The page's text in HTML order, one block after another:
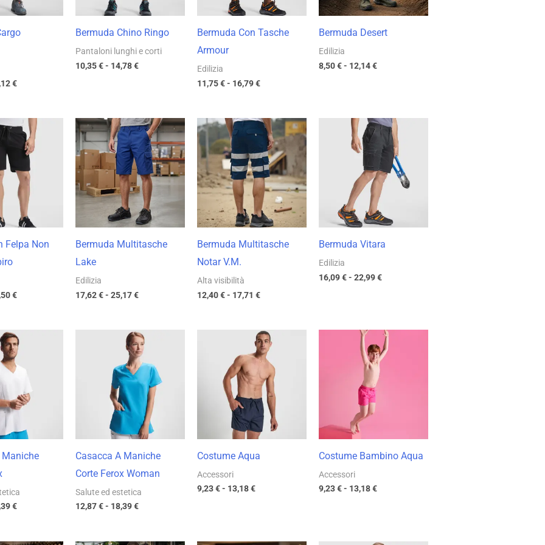
€
Bermuda Chino Ringo
Pantaloni lunghi e corti
10,35€- 14,78€
Bermuda Con Tasche
Armour
Edilizia
11,75€- 16,79€
Bermuda Desert
Edilizia
8,50€- 12,14€
Felpa Non
€
Fascia
di
prezzo:
da
10,15 €
a
14,50 €
Bermuda Multitasche
Lake
Edilizia
17,62€- 25,17€
Fascia
di
prezzo:
da
17,62 €
a
25,17 €
Bermuda Multitasche
Notar V.M.
Alta visibilità
12,40€- 17,71 €
Fascia
di
prezzo:
da
12,40 €
a
17,71 €
Bermuda Vitara
Edilizia
16,09€- 22,99€
Fascia
di
prezzo:
da
16,09 €
a
22,99 €
Maniche
€
Fascia
di
prezzo:
da
18,39 €
Casacca A Maniche
Corte Ferox Woman
Salute ed estetica
12,87€- 18,39€
Fascia
di
prezzo:
da
12,87 €
a
18,39 €
Costume Aqua
Accessori
9,23€- 13,18€
Fascia
di
prezzo:
da
9,23 €
a
13,18 €
Costume Bambino Aqua
Accessori
9,23€- 13,18€
Fascia
di
prezzo:
da
9,23 €
a